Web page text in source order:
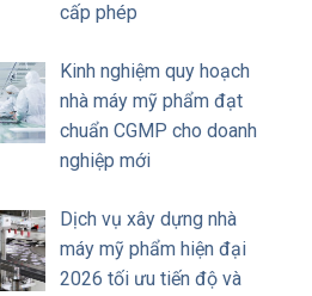
cấp phép
Kinh nghiệm quy hoạch
nhà máy mỹ phẩm đạt
chuẩn CGMP cho doanh
nghiệp mới
Dịch vụ xây dựng nhà
máy mỹ phẩm hiện đại
2026 tối ưu tiến độ và